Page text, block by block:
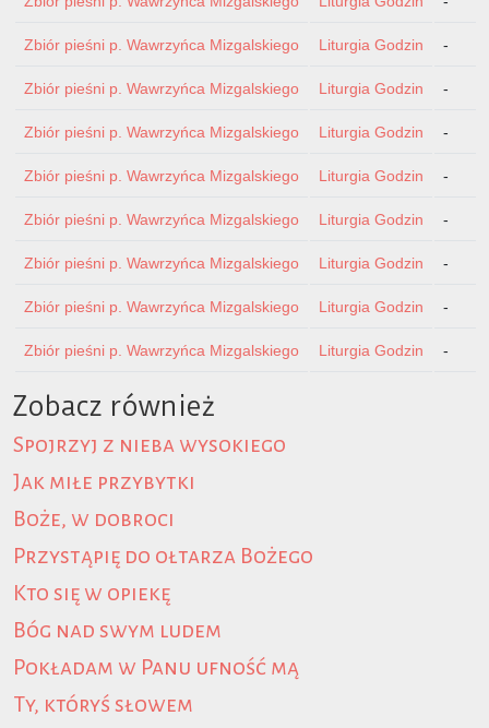
Zbiór pieśni p. Wawrzyńca Mizgalskiego Liturgia Godzin -
Zbiór pieśni p. Wawrzyńca Mizgalskiego Liturgia Godzin -
Zbiór pieśni p. Wawrzyńca Mizgalskiego Liturgia Godzin -
Zbiór pieśni p. Wawrzyńca Mizgalskiego Liturgia Godzin -
Zbiór pieśni p. Wawrzyńca Mizgalskiego Liturgia Godzin -
Zbiór pieśni p. Wawrzyńca Mizgalskiego Liturgia Godzin -
Zbiór pieśni p. Wawrzyńca Mizgalskiego Liturgia Godzin -
Zbiór pieśni p. Wawrzyńca Mizgalskiego Liturgia Godzin -
Zobacz również
Spojrzyj z nieba wysokiego
Jak miłe przybytki
Boże, w dobroci
Przystąpię do ołtarza Bożego
Kto się w opiekę
Bóg nad swym ludem
Pokładam w Panu ufność mą
Ty, któryś słowem